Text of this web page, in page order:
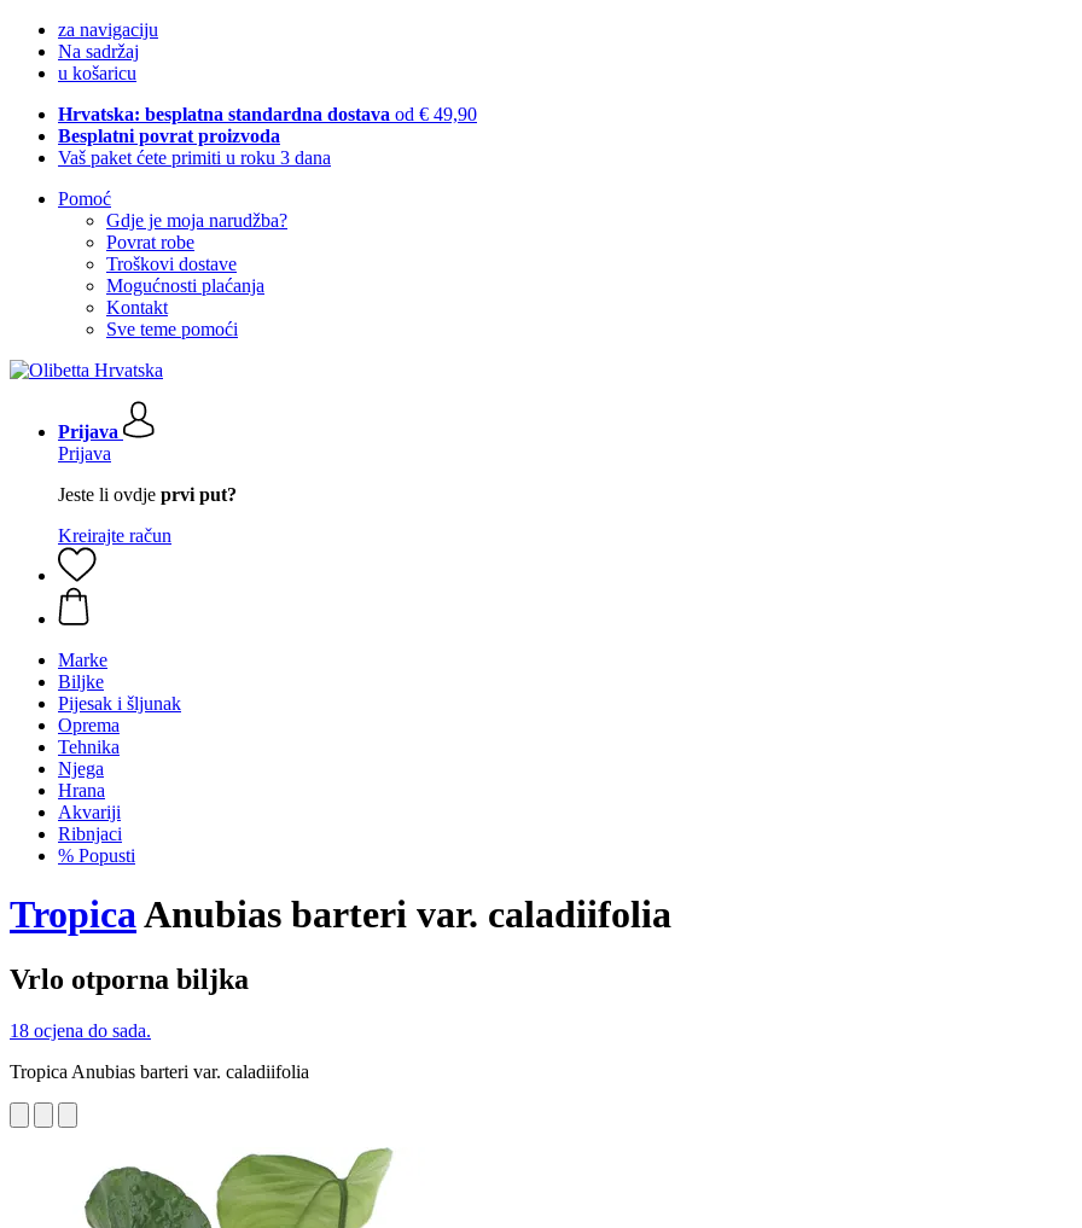
za navigaciju
Na sadržaj
u košaricu
Hrvatska: besplatna standardna dostava od € 49,90
Besplatni povrat proizvoda
Vaš paket ćete primiti u roku 3 dana
Pomoć
Gdje je moja narudžba?
Povrat robe
Troškovi dostave
Mogućnosti plaćanja
Kontakt
Sve teme pomoći
Prijava
Prijava
Jeste li ovdje prvi put?
Kreirajte račun
Marke
Biljke
Pijesak i šljunak
Oprema
Tehnika
Njega
Hrana
Akvariji
Ribnjaci
% Popusti
TropicaAnubias barteri var. caladiifolia
Vrlo otporna biljka
18 ocjena do sada.
Tropica Anubias barteri var. caladiifolia